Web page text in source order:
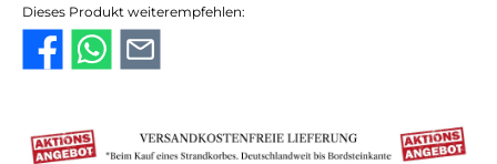
Dieses Produkt weiterempfehlen: